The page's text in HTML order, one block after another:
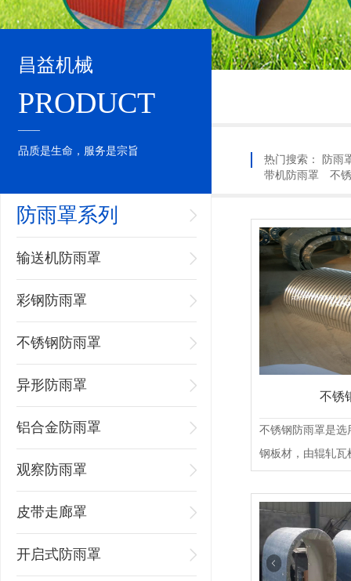
昌益机械
PRODUCT
品质是生命，服务是宗旨
防雨罩系列
输送机防雨罩
彩钢防雨罩
不锈钢防雨罩
异形防雨罩
铝合金防雨罩
观察防雨罩
皮带走廊罩
开启式防雨罩
热门搜索：
防雨
带机防雨罩
不
不锈
不锈钢防雨罩是选
钢板材，由辊轧